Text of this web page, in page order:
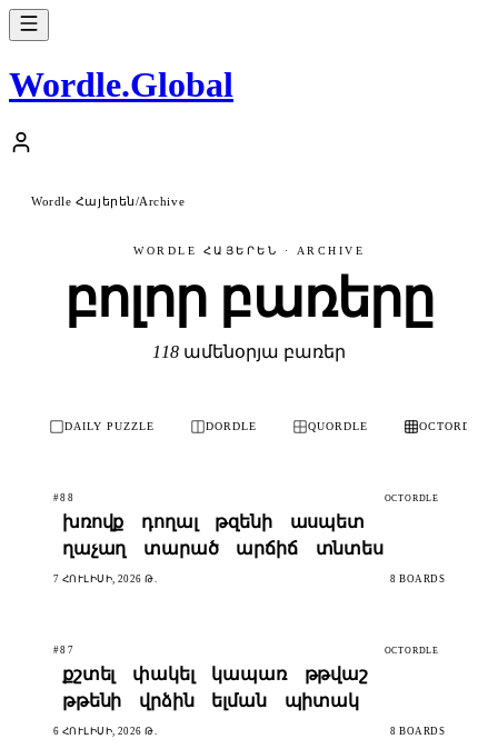
Wordle.Global
Wordle Հայերեն/Archive
WORDLE ՀԱՅԵՐԵՆ · ARCHIVE
բոլոր բառերը
118 ամենօրյա բառեր
DAILY PUZZLE DORDLE QUORDLE OCTORDLE
#88 OCTORDLE
խռովք դողալ թզենի
ասպետ
ղաչաղ
տարած արճիճ տնտես
7 ՀՈՒԼԻՍԻ, 2026 Թ. 8 BOARDS
#87 OCTORDLE
քշտել փակել կապառ
թթվաշ
թթենի
վրձին ելման պիտակ
6 ՀՈՒԼԻՍԻ, 2026 Թ. 8 BOARDS